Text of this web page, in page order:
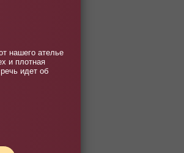
нашего ателье
и плотная
идет об